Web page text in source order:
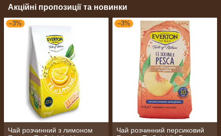
Акційні пропозиції та новинки
–3%
Чай розчинний з лимоном
–3%
Чай розчинний персиковий